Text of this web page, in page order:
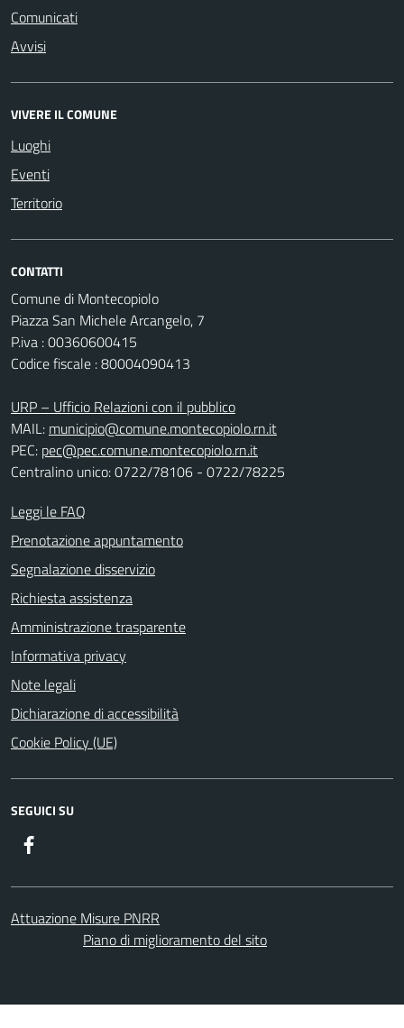
Comunicati
Avvisi
VIVERE IL COMUNE
Luoghi
Eventi
Territorio
CONTATTI
Comune di Montecopiolo
Piazza San Michele Arcangelo, 7
P.iva : 00360600415
Codice fiscale : 80004090413
URP – Ufficio Relazioni con il pubblico
MAIL: municipio@comune.montecopiolo.rn.it
PEC: pec@pec.comune.montecopiolo.rn.it
Centralino unico: 0722/78106 - 0722/78225
Leggi le FAQ
Prenotazione appuntamento
Segnalazione disservizio
Richiesta assistenza
Amministrazione trasparente
Informativa privacy
Note legali
Dichiarazione di accessibilità
Cookie Policy (UE)
SEGUICI SU
Attuazione Misure PNRR
Piano di miglioramento del sito